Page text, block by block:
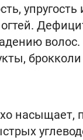
брокколи
насыщает,